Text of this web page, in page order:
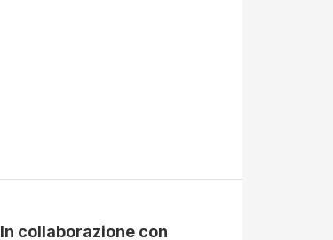
In collaborazione con